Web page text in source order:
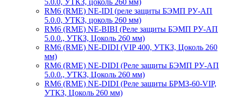
5.0.0, УТКЗ, цоколь 260 мм)
RM6 (RME) NE-IDI (реле защиты БЭМП РУ-АП
5.0.0, УТКЗ, цоколь 260 мм)
RM6 (RME) NE-BIBI (Реле защиты БЭМП РУ-АП
5.0.0., УТКЗ, Цоколь 260 мм)
RM6 (RME) NE-DIDI (VIP 400, УТКЗ, Цоколь 260
мм)
RM6 (RME) NE-DIDI (Реле защиты БЭМП РУ-АП
5.0.0., УТКЗ, Цоколь 260 мм)
RM6 (RME) NE-DIDI (Реле защиты БРМЗ-60-VIP,
УТКЗ, Цоколь 260 мм)